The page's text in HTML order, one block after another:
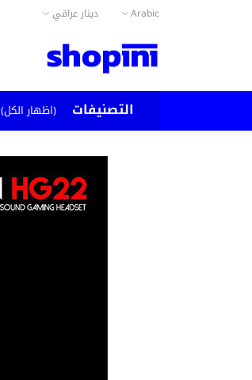
Arabic دينار عراقي
التصنيفات (اظهار الكل)